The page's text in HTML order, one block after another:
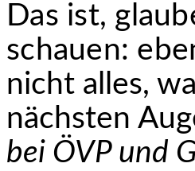
Das ist,
schauen:
nicht alles,
nächsten
bei ÖVP und